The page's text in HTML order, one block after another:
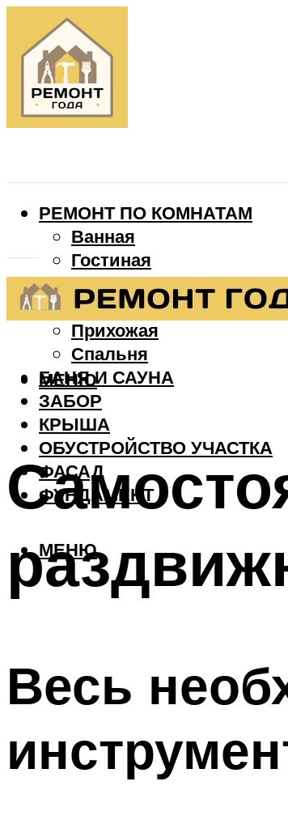
РЕМОНТ ПО КОМНАТАМ
Ванная
Гостиная
Детская
Кухня
Прихожая
Спальня
БАНЯ И САУНА
ЗАБОР
КРЫША
ОБУСТРОЙСТВО УЧАСТКА
ФАСАД
ФУНДАМЕНТ
МЕНЮ
МЕНЮ
Весь